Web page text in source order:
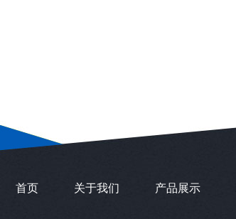
首页 关于我们 产品展示